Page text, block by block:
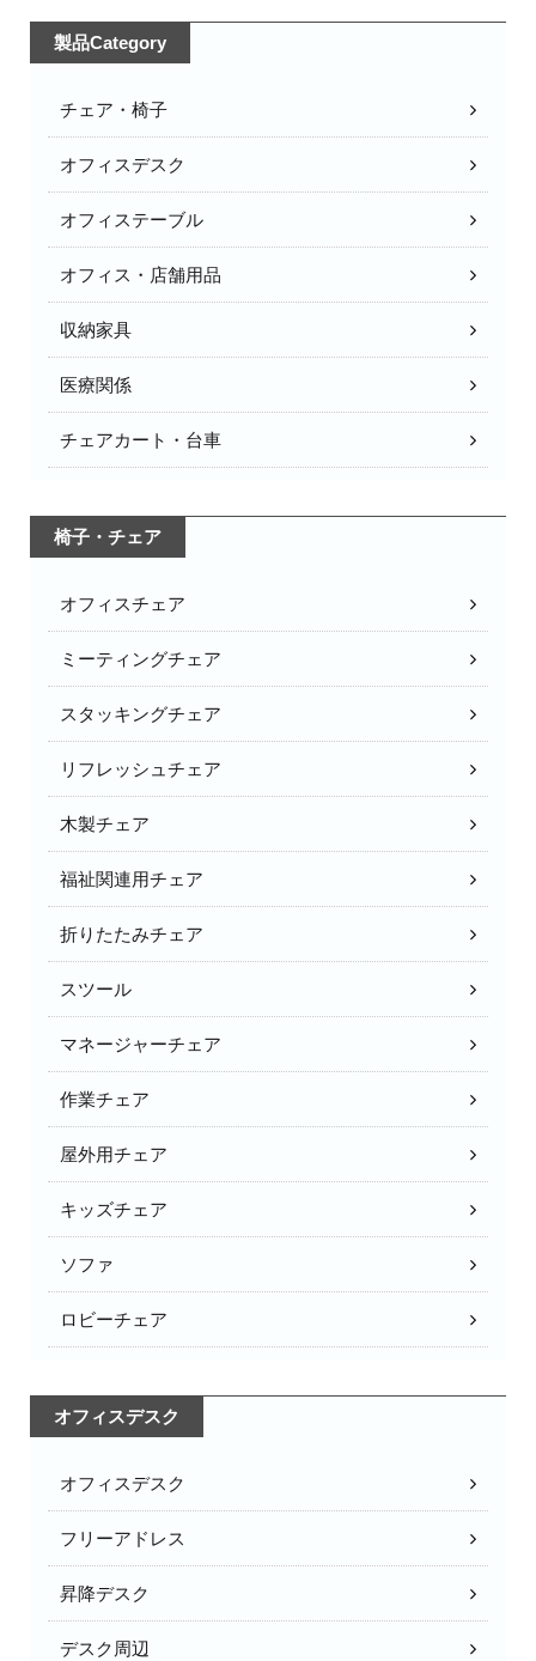
製品Category
チェア・椅子
オフィスデスク
オフィステーブル
オフィス・店舗用品
収納家具
医療関係
チェアカート・台車
椅子・チェア
オフィスチェア
ミーティングチェア
スタッキングチェア
リフレッシュチェア
木製チェア
福祉関連用チェア
折りたたみチェア
スツール
マネージャーチェア
作業チェア
屋外用チェア
キッズチェア
ソファ
ロビーチェア
オフィスデスク
オフィスデスク
フリーアドレス
昇降デスク
デスク周辺